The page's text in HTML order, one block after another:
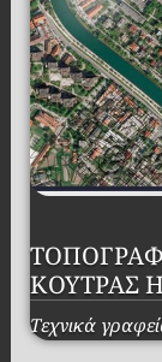
ΚΟΥΤΡΑΣ
Τεχνικά